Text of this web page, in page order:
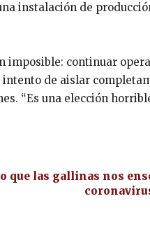
instalación de
imposible: continuar
de aislar
“Es una elección
que las gallinas nos